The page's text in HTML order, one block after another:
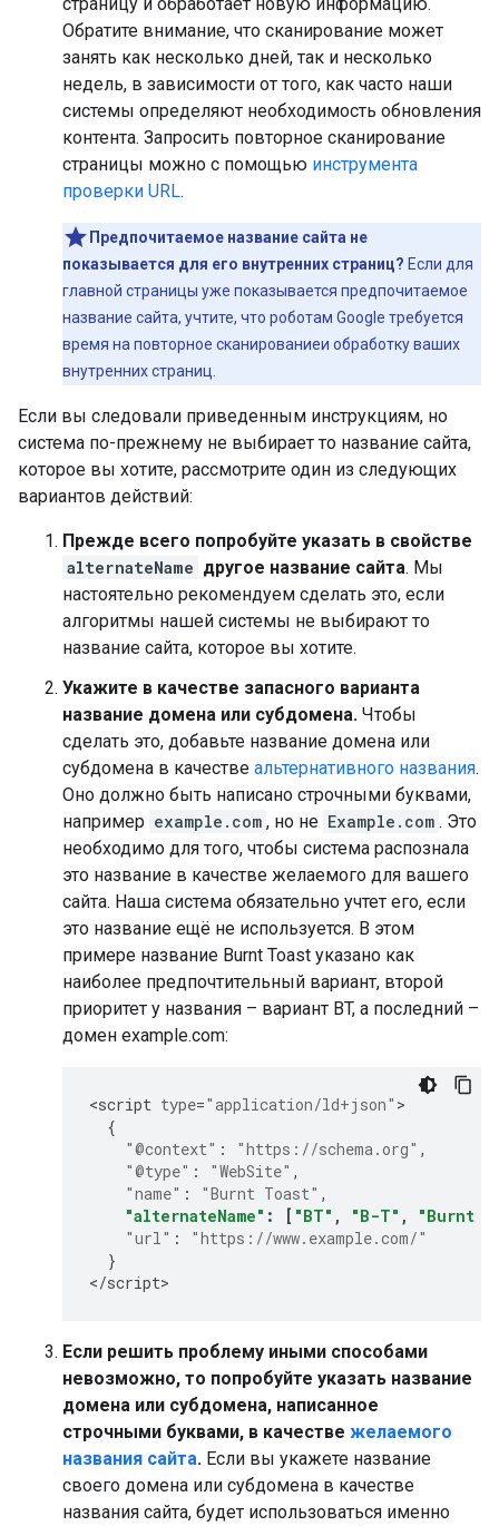
Обратите внимание, что сканирование может
занять как несколько дней, так и несколько
недель, в зависимости от того, как часто наши
системы определяют необходимость обновления
контента. Запросить повторное сканирование
страницы можно с помощью инструмента
проверки URL.
Предпочитаемое название сайта не
показывается для его внутренних страниц? Если для
главной страницы уже показывается предпочитаемое
название сайта, учтите, что роботам Google требуется
время на повторное сканированиеи обработку ваших
внутренних страниц.
Если вы следовали приведенным инструкциям, но
система по-прежнему не выбирает то название сайта,
которое вы хотите, рассмотрите один из следующих
вариантов действий:
Прежде всего попробуйте указать в свойстве
alternateName другое название сайта. Мы
настоятельно рекомендуем сделать это, если
алгоритмы нашей системы не выбирают то
название сайта, которое вы хотите.
Укажите в качестве запасного варианта
название домена или субдомена. Чтобы
сделать это, добавьте название домена или
субдомена в качестве альтернативного названия.
Оно должно быть написано строчными буквами,
например example.com , но не Example.com . Это
необходимо для того, чтобы система распознала
это название в качестве желаемого для вашего
сайта. Наша система обязательно учтет его, если
это название ещё не используется. В этом
примере название Burnt Toast указано как
наиболее предпочтительный вариант, второй
приоритет у названия – вариант BT, а последний –
домен example.com:
<script type="application/ld+json"
{
"@context" : "https://schema.org" ,
"@type" : "WebSite" ,
"name" : "Burnt Toast" ,
"alternateName" : [ "BT" , "B-T" ,
"Burnt
"url" :
"https://www.example.com/"
}
</script>
Если решить проблему иными способами
невозможно, то попробуйте указать название
домена или субдомена, написанное
строчными буквами, в качестве желаемого
названия сайта. Если вы укажете название
своего домена или субдомена в качестве
названия сайта, будет использоваться именно